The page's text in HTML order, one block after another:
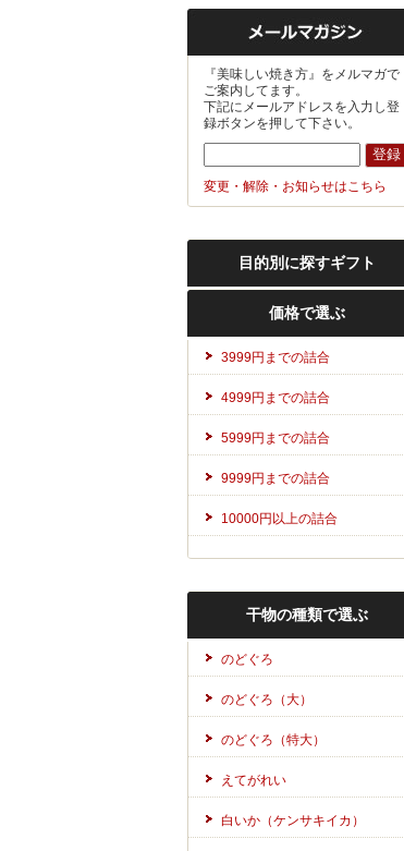
『美味しい焼き方』をメルマガで
ご案内してます。
下記にメールアドレスを入力し登
録ボタンを押して下さい。
変更・解除・お知らせはこちら
目的別に探すギフト
価格で選ぶ
3999円までの詰合
4999円までの詰合
5999円までの詰合
9999円までの詰合
10000円以上の詰合
干物の種類で選ぶ
のどぐろ
のどぐろ（大）
のどぐろ（特大）
えてがれい
白いか（ケンサキイカ）